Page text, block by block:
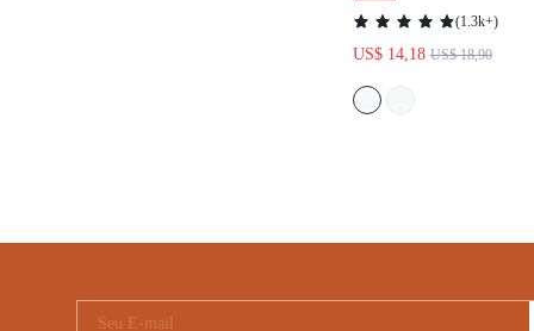
CONFORTÁVEL
ITENS
(1.3k+)
US$ 14,18 US$ 18,90
Seu E-mail